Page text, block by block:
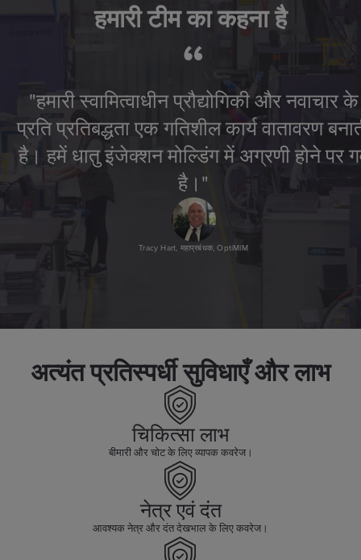
हमारी टीम का कहना है
“
"हमारी स्वामित्वाधीन प्रौद्योगिकी और नवाचार के
प्रति प्रतिबद्धता एक गतिशील कार्य वातावरण
है। हमें धातु इंजेक्शन मोल्डिंग में अग्रणी होने पर
है।"
Tracy Hart, महाप्रबंधक, OptiMIM
अत्यंत प्रतिस्पर्धी सुविधाएँ और लाभ
चिकित्सा लाभ
बीमारी और चोट के लिए व्यापक कवरेज।
नेत्र एवं दंत
आवश्यक नेत्र और दंत देखभाल के लिए कवरेज।